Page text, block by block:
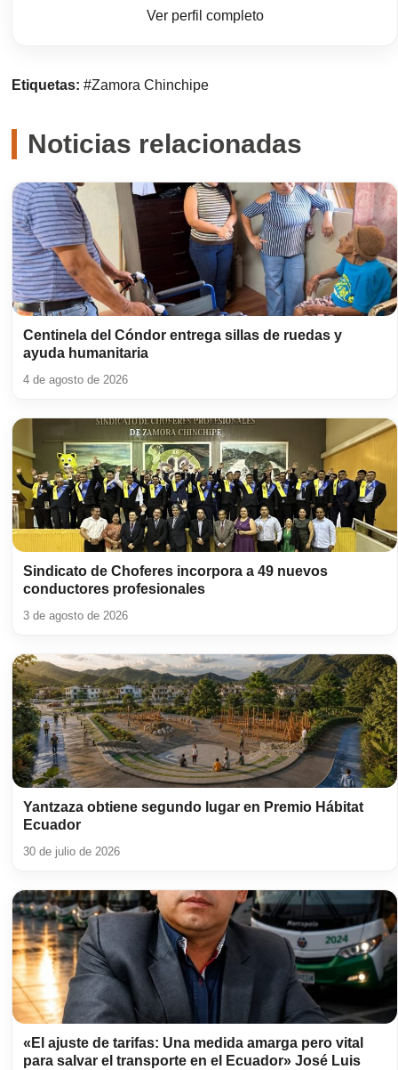
Ver perfil completo
Etiquetas: #Zamora Chinchipe
Noticias relacionadas
Centinela del Cóndor entrega sillas de ruedas y
ayuda humanitaria
4 de agosto de 2026
Sindicato de Choferes incorpora a 49 nuevos
conductores profesionales
3 de agosto de 2026
Yantzaza obtiene segundo lugar en Premio Hábitat
Ecuador
30 de julio de 2026
«El ajuste de tarifas: Una medida amarga pero vital
para salvar el transporte en el Ecuador» José Luis